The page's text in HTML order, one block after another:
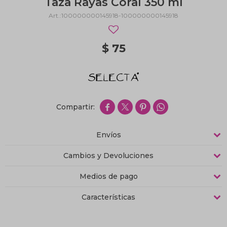
100000000145918-100000000145918
$ 75
   
Envíos
Cambios y Devoluciones
Medios de pago
Características